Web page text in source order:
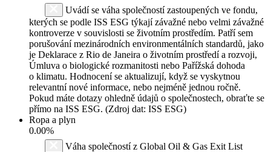
Uvádí se váha společností zastoupených ve fondu,
kterých se podle ISS ESG týkají závažné nebo velmi závažné
kontroverze v souvislosti se životním prostředím. Patří sem
porušování mezinárodních environmentálních standardů, jako
je Deklarace z Rio de Janeira o životním prostředí a rozvoji,
Úmluva o biologické rozmanitosti nebo Pařížská dohoda
o klimatu. Hodnocení se aktualizují, když se vyskytnou
relevantní nové informace, nebo nejméně jednou ročně.
Pokud máte dotazy ohledně údajů o společnostech, obraťte se
přímo na ISS ESG. (Zdroj dat: ISS ESG)
Ropa a plyn
0.00%
Váha společností z Global Oil & Gas Exit List